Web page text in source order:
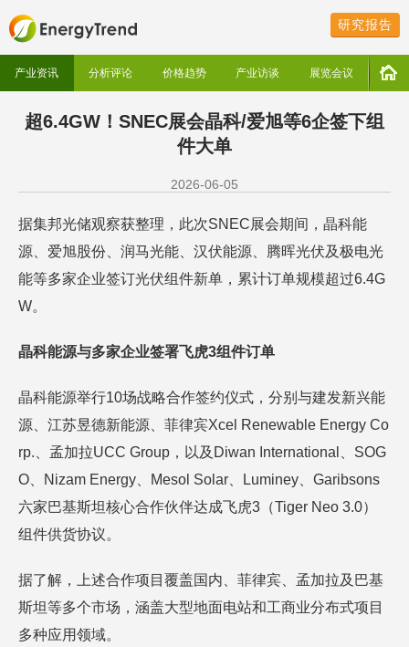
研究报告
产业资讯 分析评论 价格趋势 产业访谈 展览会议
超6.4GW！SNEC展会晶科/爱旭等6企签下组
件大单
2026-06-05
据集邦光储观察获整理，此次SNEC展会期间，晶科能
源、爱旭股份、润马光能、汉伏能源、腾晖光伏及极电光
能等多家企业签订光伏组件新单，累计订单规模超过6.4G
W。
晶科能源与多家企业签署飞虎3组件订单
晶科能源举行10场战略合作签约仪式，分别与建发新兴能
源、江苏昱德新能源、菲律宾Xcel Renewable Energy Co
rp.、孟加拉UCC Group，以及Diwan International、SOG
O、Nizam Energy、Mesol Solar、Luminey、Garibsons
六家巴基斯坦核心合作伙伴达成飞虎3（Tiger Neo 3.0）
组件供货协议。
据了解，上述合作项目覆盖国内、菲律宾、孟加拉及巴基
斯坦等多个市场，涵盖大型地面电站和工商业分布式项目
多种应用领域。